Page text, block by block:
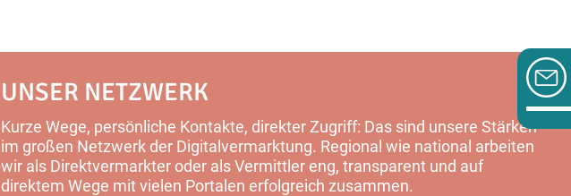
UNSER NETZWERK
Kurze Wege, persönliche Kontakte, direkter Zugriff: Das sind unsere Stärken
im großen Netzwerk der Digitalvermarktung. Regional wie national arbeiten
wir als Direktvermarkter oder als Vermittler eng, transparent und auf
direktem Wege mit vielen Portalen erfolgreich zusammen.